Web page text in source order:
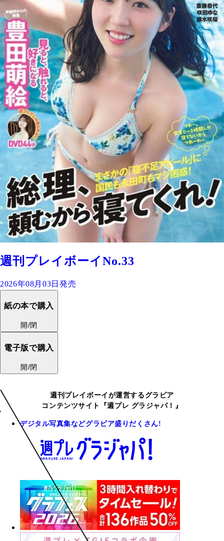
週刊プレイボーイNo.33
2026年08月03日発売
紙の本で購入
開/閉
電子版で購入
開/閉
週刊プレイボーイが運営するグラビア
コンテンツサイト『週プレ グラジャパ！』
デジタル写真集などグラビア盛りだくさん!